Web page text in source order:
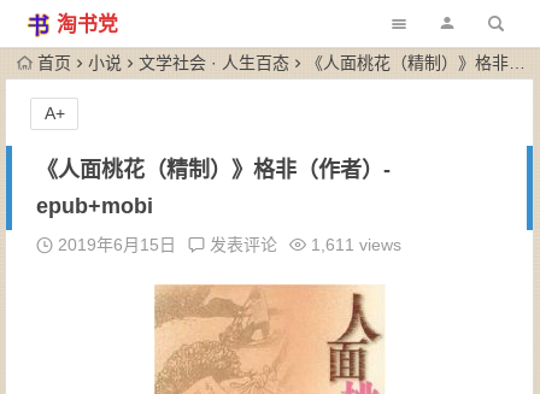
淘书党
首页 小说 文学社会 · 人生百态 《人面桃花（精制）》格非（作者）-epub+mobi
《人面桃花（精制）》格非（作者）-
epub+mobi
2019年6月15日 发表评论 1,611 views
A+